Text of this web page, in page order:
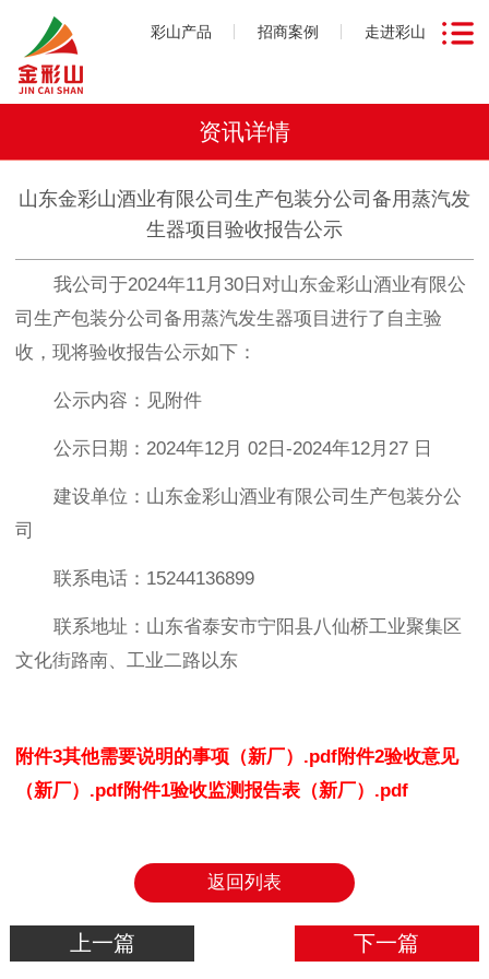
彩山产品 招商案例 走进彩山
资讯详情
山东金彩山酒业有限公司生产包装分公司备用蒸汽发
生器项目验收报告公示
我公司于2024年11月 30 日对山东金彩山酒业有限公
司生产包装分公司备用蒸汽发生器项目进行了自主验
收，现将验收报告公示如下：
公示内容：见附件
公示日期： 2024年12月 02 日 -2024年12月 27 日
建设单位：山东金彩山酒业有限公司生产包装分公
司
联系电话： 15244136899
联系地址：山东省泰安市宁阳县八仙桥工业聚集区
文化街路南、工业二路以东
附件3其他需要说明的事项（新厂）.pdf附件2验收意见
（新厂）.pdf附件1验收监测报告表（新厂）.pdf
返回列表
上一篇 下一篇